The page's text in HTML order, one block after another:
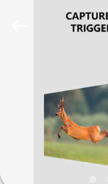
PRODUKTE
VIDEOS